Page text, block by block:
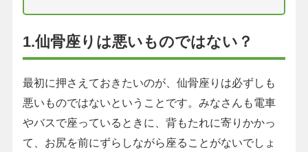
1.仙骨座りは悪いものではない？
最初に押さえておきたいのが、仙骨座りは必ずしも
悪いものではないということです。みなさんも電車
やバスで座っているときに、背もたれに寄りかかっ
て、お尻を前にずらしながら座ることがないでしょ